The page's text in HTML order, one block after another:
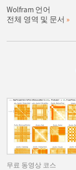
Wolfram 언어
전체 영역 및 문서
무료 동영상 코스